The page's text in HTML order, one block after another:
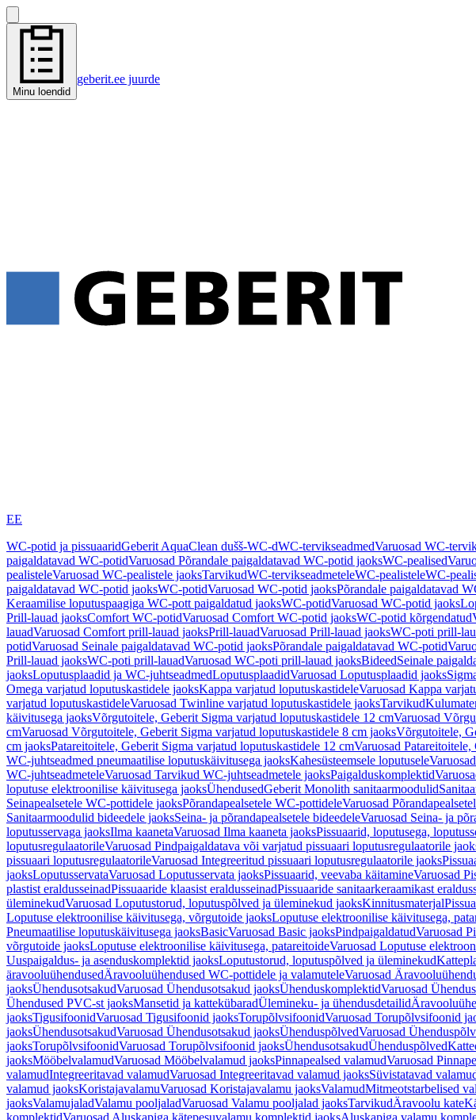
Minu loendid
geberit.ee juurde
EE
WC-potid ja pissuaaridGeberit AquaClean dušš-WC-dWC-tervikseadmedVaruosad WC-
paigaldatavad WC-potidVaruosad Põrandale paigaldatavad WC-potid jaoksWC-pealised
pealisteleVaruosad WC-pealistele jaoksTarvikudWC-tervikseadmeteleWC-pealisteleWC-
paigaldatavad WC-potid jaoksWC-potidVaruosad WC-potid jaoksPõrandale paigaldatavad
Keraamilise loputuspaagiga WC-pott paigaldatud jaoksWC-potidVaruosad WC-potid jaoks
Prill-lauad jaoksComfort WC-potidVaruosad Comfort WC-potid jaoksWC-potid kõrgendatud
lauadVaruosad Comfort prill-lauad jaoksPrill-lauadVaruosad Prill-lauad jaoksWC-poti prill-
potidVaruosad Seinale paigaldatavad WC-potid jaoksPõrandale paigaldatavad WC-potid
Prill-lauad jaoksWC-poti prill-lauadVaruosad WC-poti prill-lauad jaoksBideedSeinale
jaoksLoputusplaadid ja WC-juhtseadmedLoputusplaadidVaruosad Loputusplaadid jaoks
Omega varjatud loputuskastidele jaoksKappa varjatud loputuskastideleVaruosad Kappa
varjatud loputuskastideleVaruosad Twinline varjatud loputuskastidele jaoksTarvikud
käivitusega jaoksVõrgutoitele, Geberit Sigma varjatud loputuskastidele 12 cmVaruosad
cmVaruosad Võrgutoitele, Geberit Sigma varjatud loputuskastidele 8 cm jaoksVõrgutoitele,
cm jaoksPatareitoitele, Geberit Sigma varjatud loputuskastidele 12 cmVaruosad
WC-juhtseadmed pneumaatilise loputuskäivitusega jaoksKahesüsteemsele loputusele
WC-juhtseadmeteleVaruosad Tarvikud WC-juhtseadmetele jaoksPaigalduskomplektid
loputuse elektroonilise käivitusega jaoksÜhendusedGeberit Monolith sanitaarmoodulid
Seinapealsetele WC-pottidele jaoksPõrandapealsetele WC-pottideleVaruosad
Sanitaarmoodulid bideedele jaoksSeina- ja põrandapealsetele bideedeleVaruosad Seina- ja
loputusservaga jaoksIlma kaanetaVaruosad Ilma kaaneta jaoksPissuaarid, loputusega,
loputusregulaatorileVaruosad Pindpaigaldatava või varjatud pissuaari loputusregulaatorile
pissuaari loputusregulaatorileVaruosad Integreeritud pissuaari loputusregulaatorile jaoks
jaoksLoputusservataVaruosad Loputusservata jaoksPissuaarid, veevaba käitamineVaruosad
plastist eraldusseinadPissuaaride klaasist eraldusseinadPissuaaride sanitaarkeraamikast
üleminekudVaruosad Loputustorud, loputuspõlved ja üleminekud jaoksKinnitusmaterjal
Loputuse elektroonilise käivitusega, võrgutoide jaoksLoputuse elektroonilise käivitusega,
Pneumaatilise loputuskäivitusega jaoksBasicVaruosad Basic jaoksPindpaigaldatudVaruosad
võrgutoide jaoksLoputuse elektroonilise käivitusega, patareitoideVaruosad Loputuse
Uuspaigaldus- ja asenduskomplektid jaoksLoputustorud, loputuspõlved ja üleminekud
äravooluühendusedÄravooluühendused WC-pottidele ja valamuteleVaruosad
jaoksÜhendusotsakudVaruosad Ühendusotsakud jaoksÜhenduskomplektidVaruosad
Ühendused PVC-st jaoksMansetid ja kattekübaradÜlemineku- ja ühendusdetailid
jaoksTigusifoonidVaruosad Tigusifoonid jaoksTorupõlvsifoonidVaruosad Torupõlvsifoonid
jaoksÜhendusotsakudVaruosad Ühendusotsakud jaoksÜhenduspõlvedVaruosad
jaoksTorupõlvsifoonidVaruosad Torupõlvsifoonid jaoksÜhendusotsakudÜhenduspõlved
jaoksMööbelvalamudVaruosad Mööbelvalamud jaoksPinnapealsed valamudVaruosad
valamudIntegreeritavad valamudVaruosad Integreeritavad valamud jaoksSüvistatavad
valamud jaoksKoristajavalamuVaruosad Koristajavalamu jaoksValamudMitmeotstarbelised
jaoksValamujaladValamu pooljaladVaruosad Valamu pooljalad jaoksTarvikudÄravoolu kate
komplektidVaruosad Aluskapiga kätepesuvalamu komplektid jaoksAluskapiga valamu